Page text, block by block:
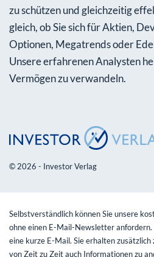
zu schützen und gleichzeitig
gleich, ob Sie sich für Aktien,
Optionen, Megatrends oder
Unsere erfahrenen Analysten
Vermögen zu verwandeln.
© 2026 - Investor Verlag
Selbstverständlich können Sie unsere
ohne einen E-Mail-Newsletter anfordern.
eine kurze E-Mail. Sie erhalten
von Zeit zu Zeit auch Informationen zu